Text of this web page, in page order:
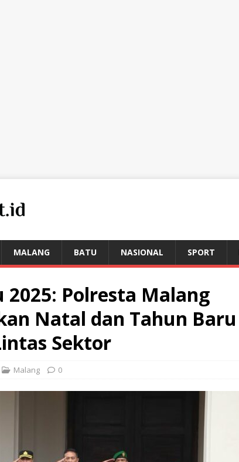
MALANG BATU NASIONAL SPORT
2025: Polresta Malang
Natal dan Tahun Baru
Sektor
Malang 0